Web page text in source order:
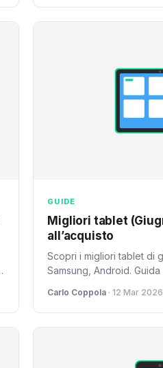
GUIDE
Migliori tablet
all’acquisto
Scopri i migliori tablet di
Samsung, Android.
Carlo Coppola · 12 Mar 2026